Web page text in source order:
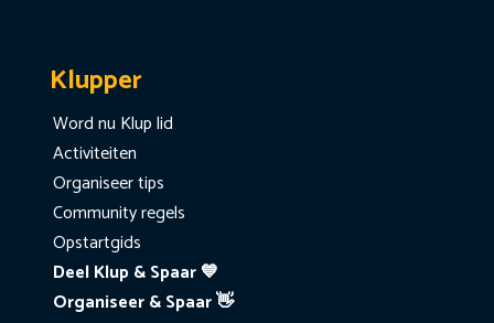
Klupper
Word nu Klup lid
Activiteiten
Organiseer tips
Community regels
Opstartgids
Deel Klup & Spaar 💙
Organiseer & Spaar 👋